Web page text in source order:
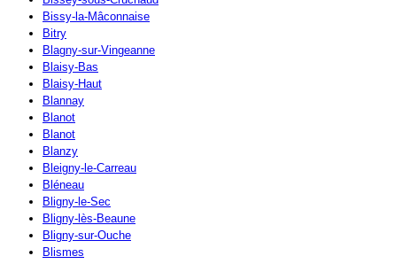
Bissy-la-Mâconnaise
Bitry
Blagny-sur-Vingeanne
Blaisy-Bas
Blaisy-Haut
Blannay
Blanot
Blanot
Blanzy
Bleigny-le-Carreau
Bléneau
Bligny-le-Sec
Bligny-lès-Beaune
Bligny-sur-Ouche
Blismes